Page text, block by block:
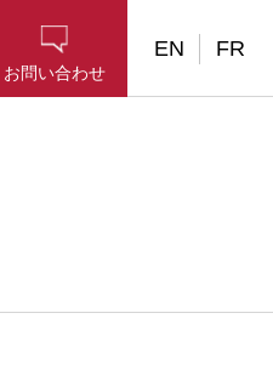
お問い合わせ
EN FR